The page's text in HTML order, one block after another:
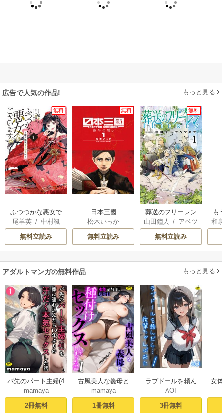
広告で人気の作品! もっと見る
無料
ふつつかな悪女で
はございますが ～
雛宮蝶鼠とりかえ
伝～
尾羊英/ 中村颯
/ ゆき哉
無料立読み
無料
日本三國
松木いっか
無料立読み
無料
葬送のフリーレン
山田鐘人
/ アベツ
カサ
無料立読み
も
離
和
アダルトマンガの無料作品 もっと見る
バ先のパート主婦(4
1)を家に連れ込んだ
ら10年ぶりの汗だ
く本気セックスし
mamaya
2冊無料
古風美人な義母と
本能剥き出し危険
日種付けセックス
してしまった話
mamaya
1冊無料
ラブドールを頼ん
だら…（1） 後輩ち
ゃんが来た
AOI
3冊無料
女